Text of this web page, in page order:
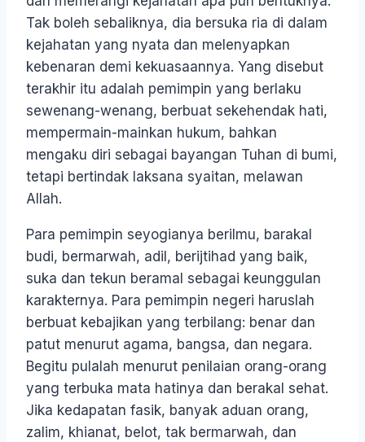
Tak boleh sebaliknya, dia bersuka ria di dalam
kejahatan yang nyata dan melenyapkan
kebenaran demi kekuasaannya. Yang disebut
terakhir itu adalah pemimpin yang berlaku
sewenang-wenang, berbuat sekehendak hati,
mempermain-mainkan hukum, bahkan
mengaku diri sebagai bayangan Tuhan di bumi,
tetapi bertindak laksana syaitan, melawan
Allah.
Para pemimpin seyogianya berilmu, barakal
budi, bermarwah, adil, berijtihad yang baik,
suka dan tekun beramal sebagai keunggulan
karakternya. Para pemimpin negeri haruslah
berbuat kebajikan yang terbilang: benar dan
patut menurut agama, bangsa, dan negara.
Begitu pulalah menurut penilaian orang-orang
yang terbuka mata hatinya dan berakal sehat.
Jika kedapatan fasik, banyak aduan orang,
zalim, khianat, belot, tak bermarwah, dan